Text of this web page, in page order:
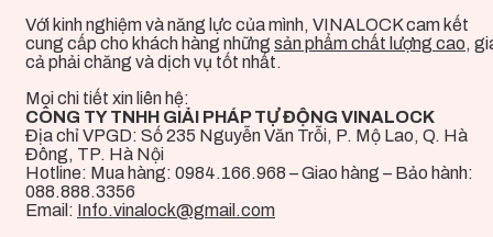
Với kinh nghiệm và năng lực của mình, VINALOCK cam kết
cung cấp cho khách hàng những sản phẩm chất lượng cao,
cả phải chăng và dịch vụ tốt nhất.
Mọi chi tiết xin liên hệ:
CÔNG TY TNHH GIẢI PHÁP TỰ ĐỘNG VINALOCK
Địa chỉ VPGD: Số 235 Nguyễn Văn Trỗi, P. Mộ Lao, Q. Hà
Đông, TP. Hà Nội
Hotline: Mua hàng: 0984.166.968 – Giao hàng – Bảo hành:
088.888.3356
Email: Info.vinalock@gmail.com